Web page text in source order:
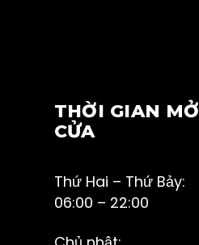
THỜI GIAN MỞ
CỬA
Thứ Hai – Thứ Bảy:
06:00 – 22:00